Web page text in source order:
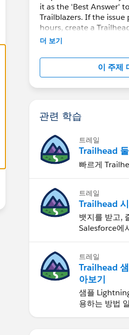
it as the 'Best Answer'
Trailblazers. If the issue
hours, create a
https://
더 보기
이 주제
관련 학습
트레일
Trailhead
빠르게
트레일
Trailhead
뱃지를 받고,
Salesforce에
트레일
Trailhead
아보기
샘플
용하는 방법